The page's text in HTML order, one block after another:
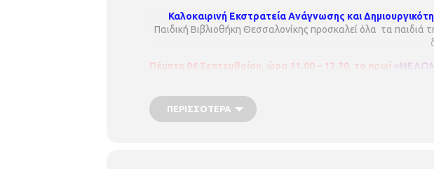
Καλοκαιρινή Εκστρατεία Ανάγνωσης και
Παιδική Βιβλιοθήκη Θεσσαλονίκης προσκαλεί όλα τα παιδιά
Πέμπτη 06 Σεπτεμβρίου, ώρα 11.00 – 12.30, το πρωί
Γιούλη Χατζηδάκη και τη θεατρολόγο Λευκοθέα Πύλλη.
ΠΕΡΙΣΣΌΤΕΡΑ